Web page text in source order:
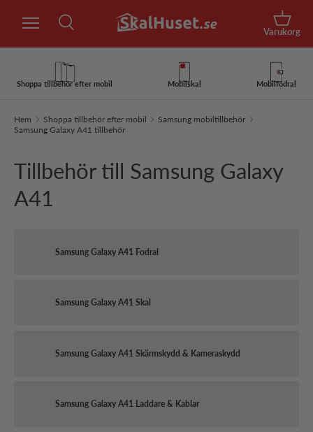
Hoppa till innehåll
Sök
Korg
Varukorg
Shoppa tillbehör efter mobil Mobilskal Mobilfodral
Hem Shoppa tillbehör efter mobil
Samsung mobiltillbehör
Samsung Galaxy A41 tillbehör
Tillbehör till Samsung Galaxy
A41
Samsung Galaxy A41 Fodral
Samsung Galaxy A41 Skal
Samsung Galaxy A41 Skärmskydd & Kameraskydd
Samsung Galaxy A41 Laddare & Kablar